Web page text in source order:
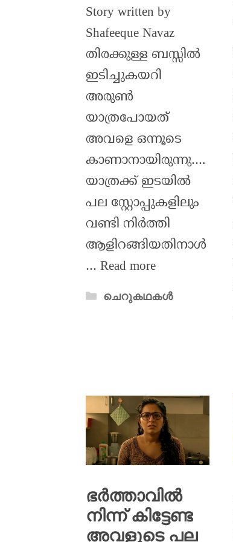
Story written by
Shafeeque Navaz
തിരക്കുള്ള ബസ്സിൽ
ഇടിച്ചുകയറി
അരുൺ
യാത്രപോയത്
അവളെ ഒന്നൂടെ
കാണാനായിരുന്നു….
യാത്രക്ക് ഇടയിൽ
പല സ്റ്റോപ്പുകളിലും
വണ്ടി നിർത്തി
ആളിറങ്ങിയതിനാൾ
… Read more
ചെറുകഥകൾ
ഭർത്താവിൽ
നിന്ന് കിട്ടേണ്ട
അവളുടെ പല